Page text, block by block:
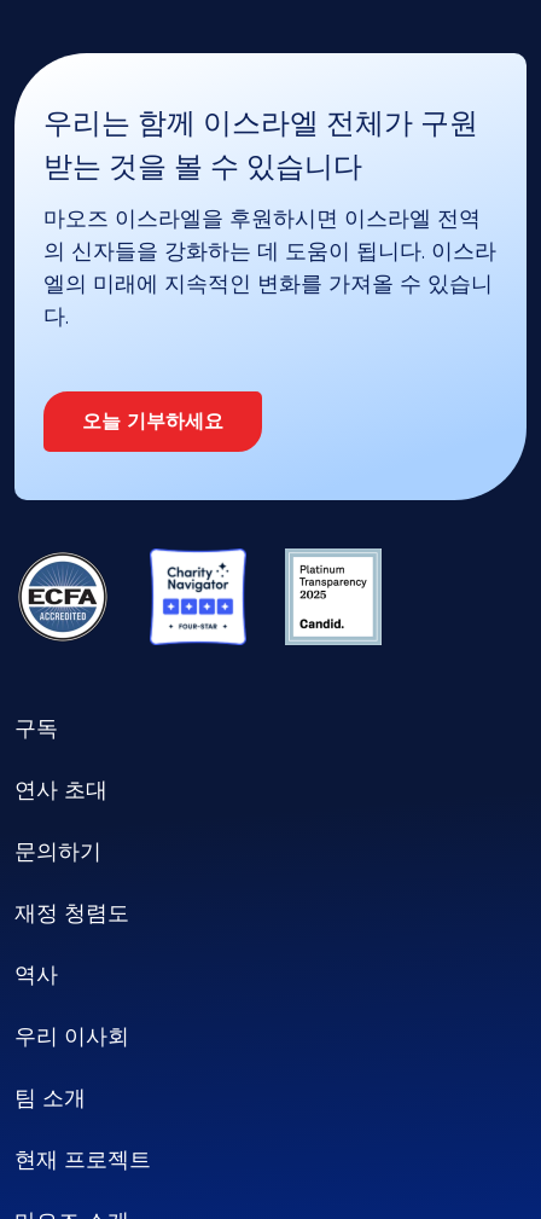
우리는 함께 이스라엘 전체가 구원
받는 것을 볼 수 있습니다
마오즈 이스라엘을 후원하시면 이스라엘 전역
의 신자들을 강화하는 데 도움이 됩니다. 이스라
엘의 미래에 지속적인 변화를 가져올 수 있습니
다.
오늘 기부하세요
구독
연사 초대
문의하기
재정 청렴도
역사
우리 이사회
팀 소개
현재 프로젝트